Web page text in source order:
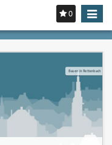
0
Toggle
Bauen in Rettenbach